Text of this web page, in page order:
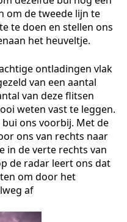
om de tweede lijn te
te doen en stellen ons
het heuveltje.
ontladingen vlak
van een aantal
van deze flitsen
weten vast te leggen.
ons voorbij. Met de
ons van rechts naar
in de verte rechts van
de radar leert ons dat
om door het
af